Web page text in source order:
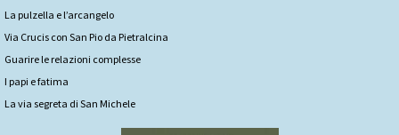
La pulzella e l’arcangelo
Via Crucis con San Pio da Pietralcina
Guarire le relazioni complesse
I papi e fatima
La via segreta di San Michele